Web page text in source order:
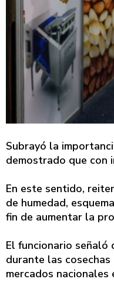
Subrayó la
demostrado que con
En este sentido,
de humedad,
fin de aumentar la
El funcionario señaló
durante las
mercados nacionales